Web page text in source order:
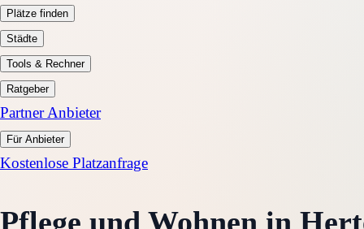
Plätze finden
Städte
Tools & Rechner
Ratgeber
Partner Anbieter
Für Anbieter
Kostenlose Platzanfrage
Pflege und Wohnen in